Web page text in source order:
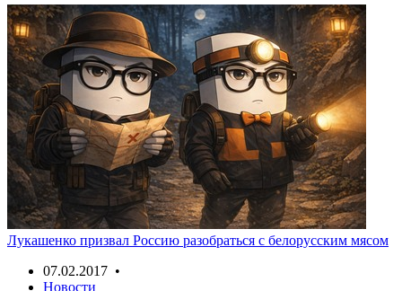
Лукашенко призвал Россию разобраться с белорусским мясом
07.02.2017 •
Новости